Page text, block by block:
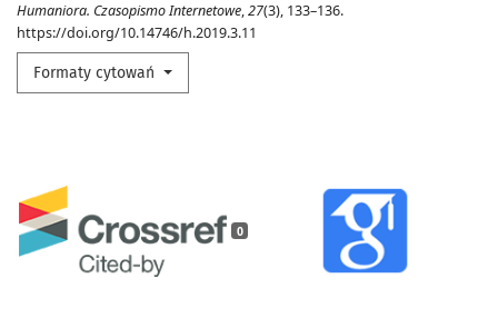
Humaniora. Czasopismo Internetowe,27(3), 133–136.
https://doi.org/10.14746/h.2019.3.11
Formaty cytowań
0